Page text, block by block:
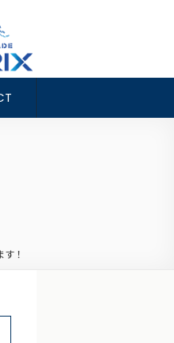
！